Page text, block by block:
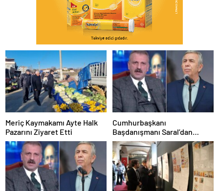
Meriç Kaymakamı Ayte Halk
Pazarını Ziyaret Etti
Cumhurbaşkanı
Başdanışmanı Saral’dan
gündem yaratacak Mansur
Yavaş iddiası